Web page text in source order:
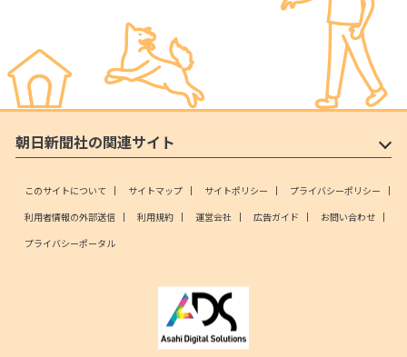
朝日新聞社の関連サイト
このサイトについて サイトマップ サイトポリシー
プライバシーポリシー
利用者情報の外部送信
利用規約 運営会社 広告ガイド
お問い合わせ
プライバシーポータル